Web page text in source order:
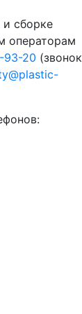
и сборке
операторам
93-20 (звонок